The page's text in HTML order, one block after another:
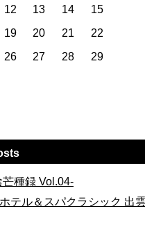
12 13 14
15
19 20 21
22
26 27 28 29
種録 Vol.04-
テル＆スパクラシック 出